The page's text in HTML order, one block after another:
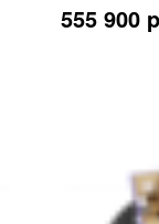
555 900